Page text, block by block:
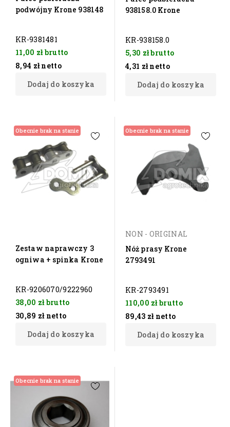
podwójny Krone 938148
KR-9381481
11,00 złbrutto
8,94 zł netto
Dodaj do koszyka
938158.0 Krone
KR-938158.0
5,30 złbrutto
4,31 zł netto
Dodaj do koszyka
Obecnie brak na stanie
Zestaw naprawczy 3
ogniwa + spinka Krone
KR-9206070/9222960
38,00 złbrutto
30,89 zł netto
Dodaj do koszyka
Obecnie brak na stanie
NON - ORIGINAL
Nóż prasy Krone
2793491
KR-2793491
110,00 złbrutto
89,43 zł netto
Dodaj do koszyka
Obecnie brak na stanie